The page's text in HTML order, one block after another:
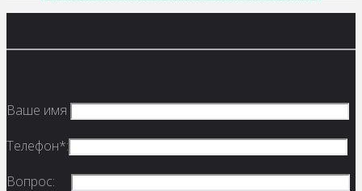
Ваше имя
Телефон*:
Вопрос: